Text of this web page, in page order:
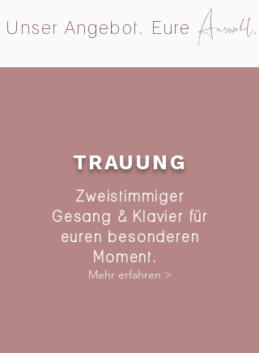
Unser Angebot. Eure Auswahl.
TRAUUNG
Zweistimmiger
Gesang & Klavier für
euren besonderen
Moment.
Mehr erfahren >